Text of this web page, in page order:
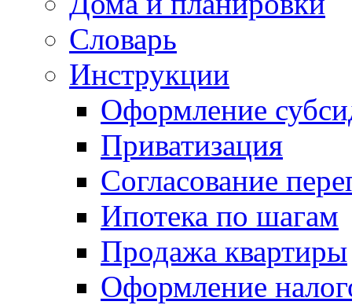
Словарь
Инструкции
Оформление
Приватизация
Согласование
Ипотека по шагам
Продажа квартиры
Оформление